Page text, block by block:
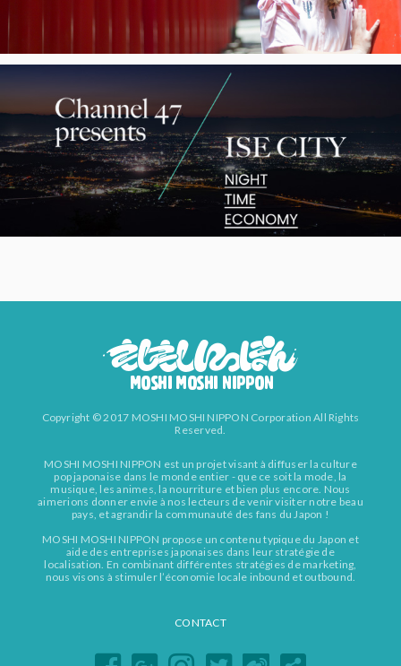
Copyright © 2017 MOSHI MOSHI NIPPON Corporation All Rights
Reserved.
MOSHI MOSHI NIPPON est un projet visant à diffuser la culture
pop japonaise dans le monde entier - que ce soit la mode, la
musique, les animes, la nourriture et bien plus encore. Nous
aimerions donner envie à nos lecteurs de venir visiter notre beau
pays, et agrandir la communauté des fans du Japon !
MOSHI MOSHI NIPPON propose un contenu typique du Japon et
aide des entreprises japonaises dans leur stratégie de
localisation. En combinant différentes stratégies de marketing,
nous visons à stimuler l’économie locale inbound et outbound.
CONTACT